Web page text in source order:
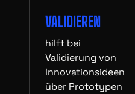
VALIDIEREN
hilft bei
Validierung von
Innovationsideen
über Prototypen